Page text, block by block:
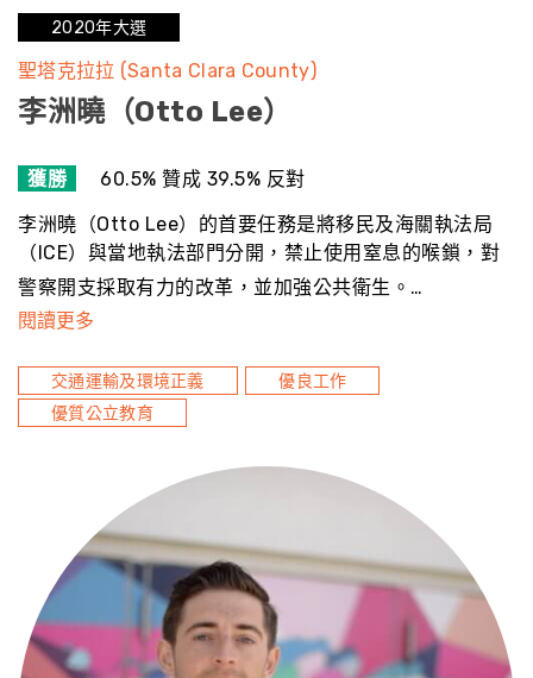
2020年大選
聖塔克拉拉 (Santa Clara County)
李洲曉（Otto Lee）
獲勝 60.5% 贊成 39.5% 反對
李洲曉（Otto Lee）的首要任務是將移民及海關執法局
（ICE）與當地執法部門分開，禁止使用窒息的喉鎖，對
警察開支採取有力的改革，並加強公共衛生。…
閱讀更多
交通運輸及環境正義
優良工作
優質公立教育